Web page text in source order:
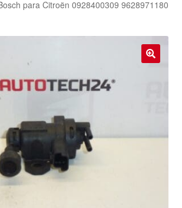
planeta
para Citroën 0928400309 9628971180